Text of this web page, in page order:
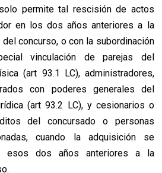
permite tal rescisión de actos
en los dos años anteriores a la
concurso, o con la subordinación
vinculación de parejas del
(art 93.1 LC), administradores,
con poderes generales del
(art 93.2 LC), y cesionarios o
del concursado o personas
cuando la adquisición se
esos dos años anteriores a la